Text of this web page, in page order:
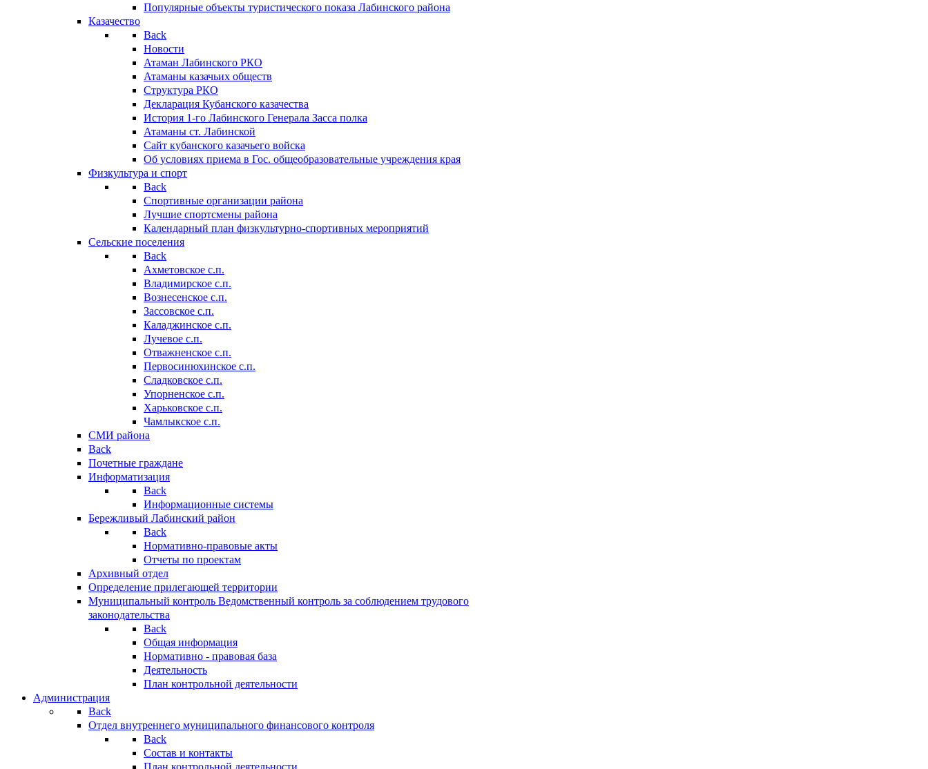
Популярные объекты туристического показа Лабинского района
Казачество
Back
Новости
Атаман Лабинского РКО
Атаманы казачьих обществ
Структура РКО
Декларация Кубанского казачества
История 1-го Лабинского Генерала Засса полка
Атаманы ст. Лабинской
Cайт кубанского казачьего войска
Об условиях приема в Гос. общеобразовательные учреждения края
Физкультура и спорт
Back
Спортивные организации района
Лучшие спортсмены района
Календарный план физкультурно-спортивных мероприятий
Сельские поселения
Back
Ахметовское с.п.
Владимирское с.п.
Вознесенское с.п.
Зассовское с.п.
Каладжинское с.п.
Лучевое с.п.
Отважненское с.п.
Первосинюхинское с.п.
Сладковское с.п.
Упорненское с.п.
Харьковское с.п.
Чамлыкское с.п.
СМИ района
Back
Почетные граждане
Информатизация
Back
Информационные системы
Бережливый Лабинский район
Back
Нормативно-правовые акты
Отчеты по проектам
Архивный отдел
Определение прилегающей территории
Муниципальный контроль Ведомственный контроль за соблюдением трудового
законодательства
Back
Общая информация
Нормативно - правовая база
Деятельность
План контрольной деятельности
Администрация
Back
Отдел внутреннего муниципального финансового контроля
Back
Состав и контакты
План контрольной деятельности